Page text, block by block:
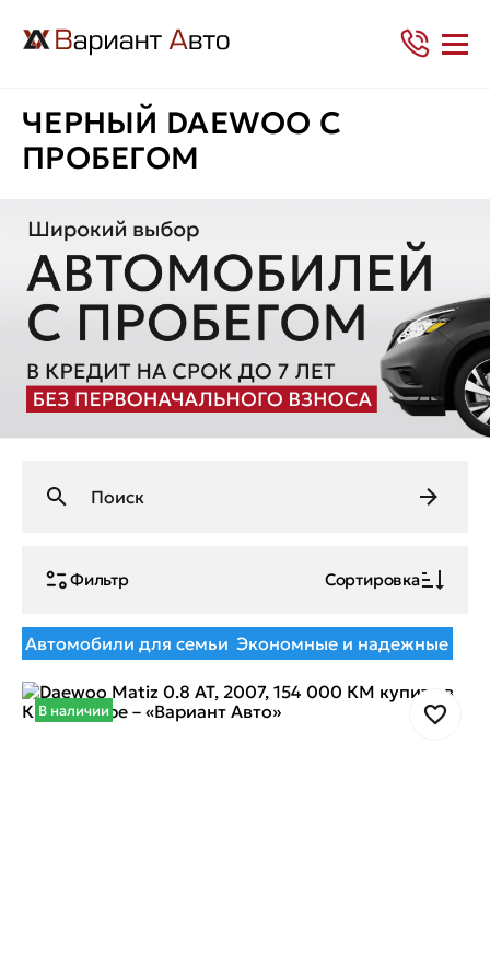
ЧЕРНЫЙ DAEWOO С
ПРОБЕГОМ
Фильтр Сортировка
Автомобили для семьи Экономные и надежные
В наличии